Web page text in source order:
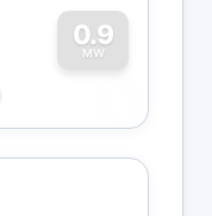
0.9
MW
0